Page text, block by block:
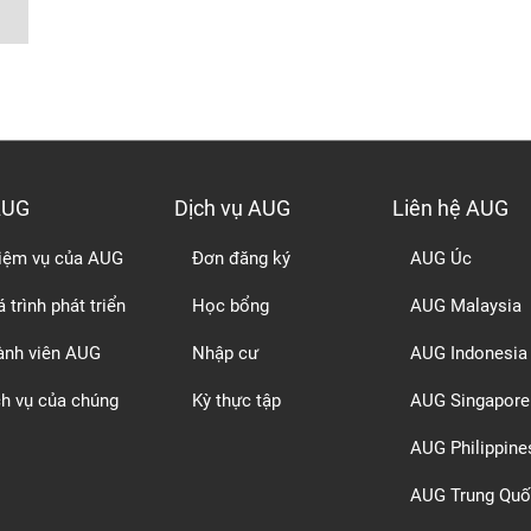
vụ của AUG
trình phát triển
viên AUG
vụ của chúng
Dịch vụ AUG
Đơn đăng ký
Học bổng
Nhập cư
Kỳ thực tập
Liên hệ AUG
AUG Úc
AUG Malaysia
AUG Indonesia
AUG Singapore
AUG
AUG Trung